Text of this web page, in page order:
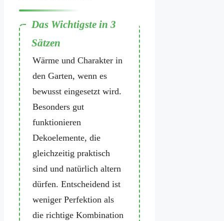
AltesHolz
Wärme und Charakter in
den Garten, wenn es
bewusst eingesetzt wird.
Besonders gut
funktionieren
Dekoelemente, die
gleichzeitig praktisch
sind und natürlich altern
dürfen. Entscheidend ist
weniger Perfektion als
die richtige Kombination